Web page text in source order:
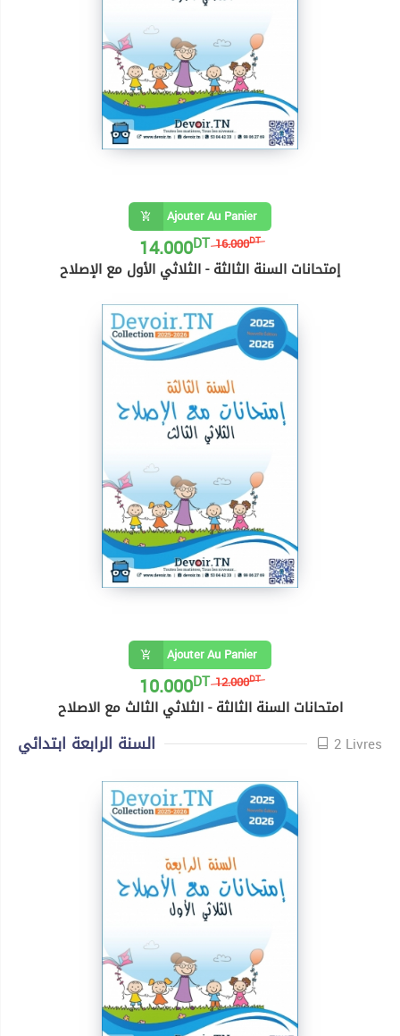
Ajouter Au Panier
16.000DT
14.000DT
إمتحانات السنة الثالثة - الثلاثي الأول مع الإصلاح
Ajouter Au Panier
12.000DT
10.000DT
امتحانات السنة الثالثة - الثلاثي الثالث مع الاصلاح
السنة الرابعة ابتدائي 2 Livres